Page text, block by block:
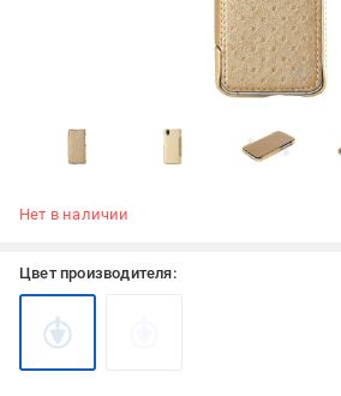
Нет в наличии
Цвет производителя: